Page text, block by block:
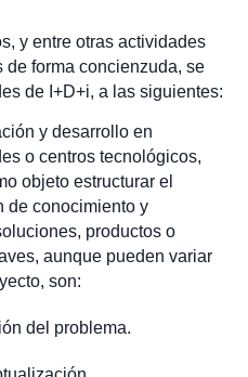
y entre otras actividades
forma concienzuda, se
de I+D+i, a las siguientes:
y desarrollo en
o centros tecnológicos,
objeto estructurar el
de conocimiento y
productos o
aunque pueden variar
son:
del problema.